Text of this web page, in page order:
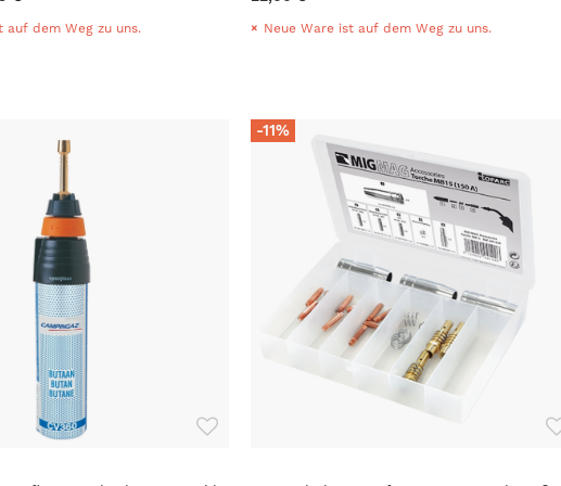
auf dem Weg zu uns. Neue Ware ist auf dem Weg zu uns.
-11%